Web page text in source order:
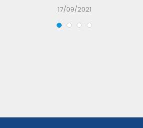
17/09/2021